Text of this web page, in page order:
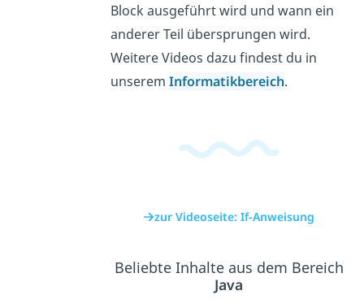
Block ausgeführt wird und wann ein
anderer Teil übersprungen wird.
Weitere Videos dazu findest du in
unserem Informatikbereich.
zur Videoseite: If-Anweisung
Beliebte Inhalte aus dem Bereich
Java